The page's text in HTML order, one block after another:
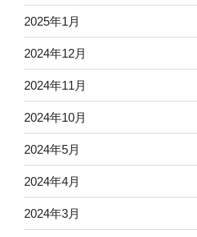
2025年1月
2024年12月
2024年11月
2024年10月
2024年5月
2024年4月
2024年3月